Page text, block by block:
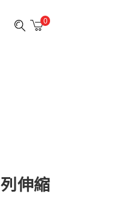
0
伸縮